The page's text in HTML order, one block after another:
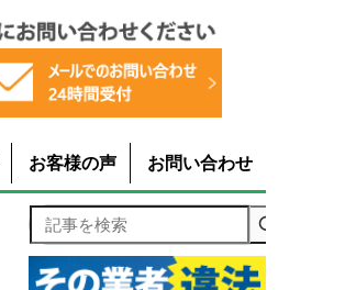
お客様の声 お問い合わせ
記事を検索